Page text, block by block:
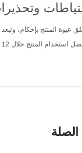
عبوة المنتج بإحكام،
استخدام المنتج خلال 12 شهرًا من فتح عبوته.